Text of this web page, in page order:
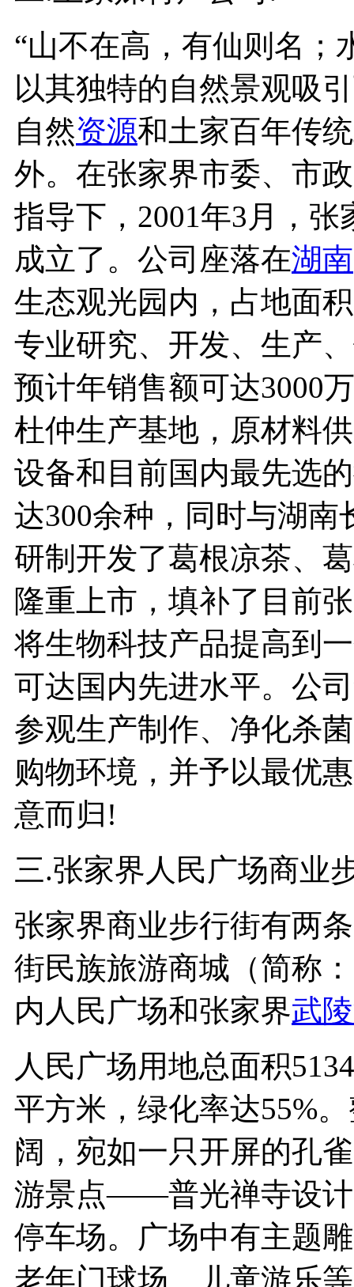
“山不在高，有仙则名；
以其独特的自然景观吸
自然资源和土家百年传
外。在张家界市委、市
指导下，2001年3月，
成立了。公司座落在湖南
生态观光园内，占地面
专业研究、开发、生产
预计年销售额可达3000
杜仲生产基地，原材料
设备和目前国内最先选
达300余种，同时与湖
研制开发了葛根凉茶、
隆重上市，填补了目前
将生物科技产品提高到
可达国内先进水平。公
参观生产制作、净化杀
购物环境，并予以最优
意而归!
三.张家界人民广场商业
张家界商业步行街有两
街民族旅游商城（简称
内人民广场和张家界武
人民广场用地总面积
平方米，绿化率达55%
阔，宛如一只开屏的孔
游景点——普光禅寺设计
停车场。广场中有主题
老年门球场、儿童游乐